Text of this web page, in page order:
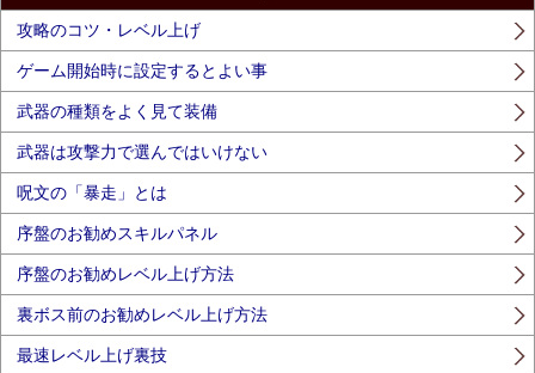
攻略のコツ・レベル上げ
ゲーム開始時に設定するとよい事
武器の種類をよく見て装備
武器は攻撃力で選んではいけない
呪文の「暴走」とは
序盤のお勧めスキルパネル
序盤のお勧めレベル上げ方法
裏ボス前のお勧めレベル上げ方法
最速レベル上げ裏技